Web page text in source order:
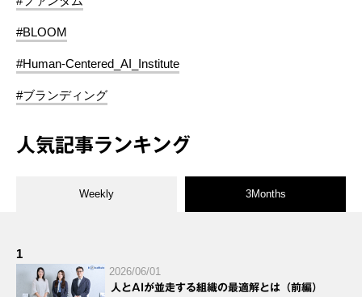
#BLOOM
#Human-Centered_AI_Institute
#ブランディング
人気記事ランキング
Weekly 3Months
1
2026/06/01
人とAIが並走する組織の最適解とは（前編）